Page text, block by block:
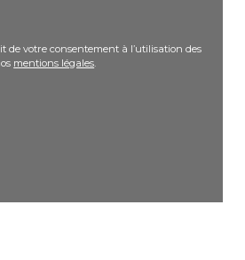
votre consentement à l’utilisation des
mentions légales.